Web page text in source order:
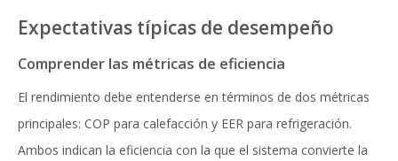
Expectativas típicas de desempeño
Comprender las métricas de eficiencia
El rendimiento debe entenderse en términos de dos métricas
principales: COP para calefacción y EER para refrigeración.
Ambos indican la eficiencia con la que el sistema convierte la